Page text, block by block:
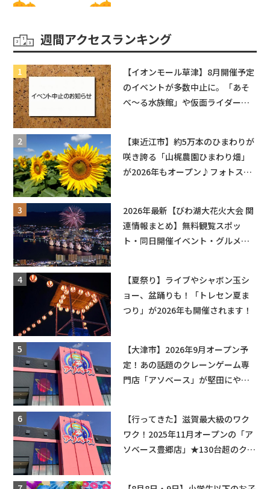
週間アクセスランキング
【イオンモール草津】8月開催予定
のイベントが多数中止に。「あそ
べ〜る水族館」や仮面ライダーシ
【東近江市】約5万本のひまわりが
咲き誇る「山梶農園ひまわり畑」
が2026年もオープン♪フォトスポ
2026年最新【びわ湖大花火大会 関
連情報まとめ】無料観覧スポッ
ト・同日開催イベント・グルメマ
【夏祭り】ライブやシャボン玉シ
ョー、盆踊りも！「トレセン夏ま
つり」が2026年も開催されます！
【大津市】2026年9月オープン予
定！あの話題のクレーンゲーム専
門店「アソベース」が堅田にやっ
【行ってきた】滋賀最大級のワク
ワク！2025年11月オープンの「ア
ソベース豊郷店」★130台超のクレ